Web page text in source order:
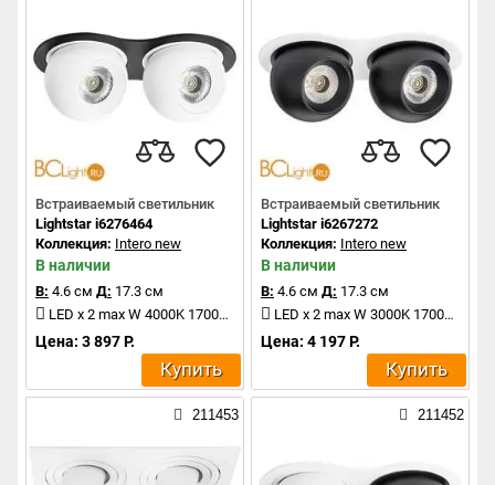
Встраиваемый светильник
Lightstar i6276464
Коллекция: Intero new
В наличии
В: 4.6 см Д: 17.3 см
LED x 2 max W 4000K 1700Lm
Цена: 3 897 Р.
Купить
Встраиваемый светильник
Lightstar i6267272
Коллекция: Intero new
В наличии
В: 4.6 см Д: 17.3 см
LED x 2 max W 3000K 1700Lm
Цена: 4 197 Р.
Купить
211453 211452